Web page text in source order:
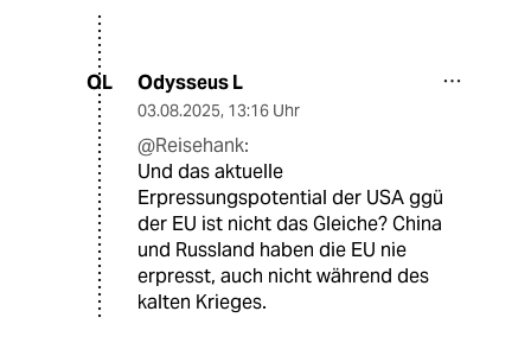
OL Odysseus L
03.08.2025, 13:16 Uhr
@Reisehank:
Und das aktuelle
Erpressungspotential der USA ggü
der EU ist nicht das Gleiche? China
und Russland haben die EU nie
erpresst, auch nicht während des
kalten Krieges.